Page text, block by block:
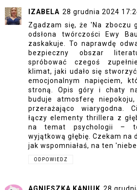
IZABELA 28 grudnia 2024
Zgadzam się, że 'Na zboczu
odsłona twórczości Ewy
zaskakuje. To naprawdę
bezpieczny obszar
spróbować czegoś
klimat, jaki udało się
emocjonalnym napięciem,
stroną. Opis góry i chaty
buduje atmosferę
przerażająco wiarygodna.
łączy elementy thrillera z
na temat psychologii –
wyjątkową głębię. Czekam na
jak wspomniałaś, na ten
ODPOWIEDZ
AGNIESZKA KANIUK 28